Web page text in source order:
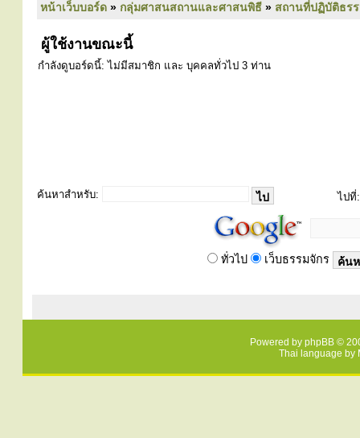
หน้าเว็บบอร์ด » กลุ่มศาสนสถานและศาสนพิธี » สถานที่ปฏิบัติธร
ผู้ใช้งานขณะนี้
กำลังดูบอร์ดนี้: ไม่มีสมาชิก และ บุคคลทั่วไป 3 ท่าน
ค้นหาสำหรับ: ไปที่:
ทั่วไป เว็บธรรมจักร
Powered by phpBB ©
Thai language by